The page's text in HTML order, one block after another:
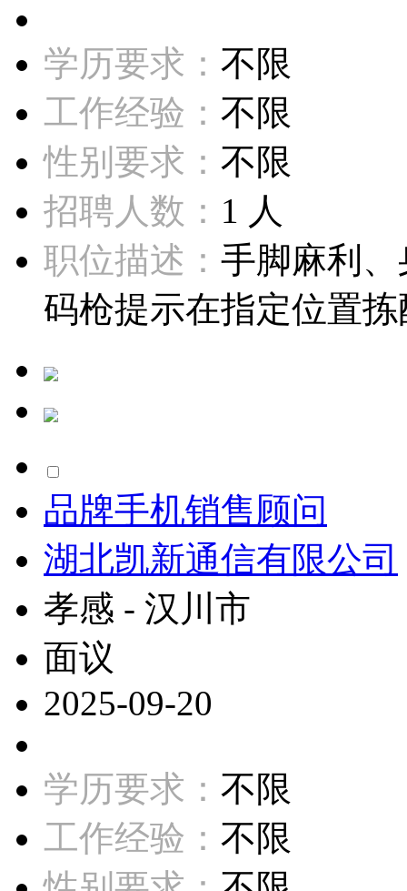
学历要求： 不限
工作经验： 不限
性别要求： 不限
招聘人数： 1 人
职位描述： 手脚麻利
码枪提示在指定位置
品牌手机销售顾问
湖北凯新通信有限公司
孝感 - 汉川市
面议
2025-09-20
学历要求： 不限
工作经验： 不限